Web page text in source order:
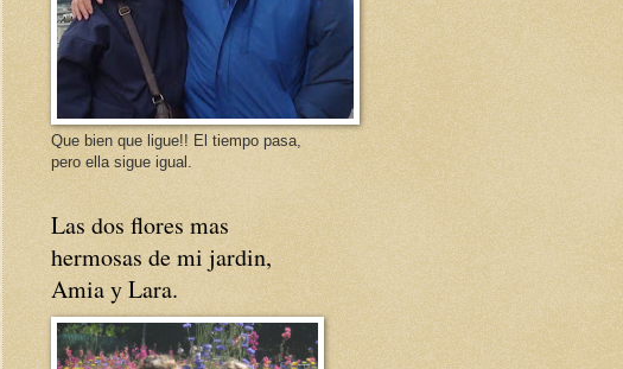
Que bien que ligue!! El tiempo pasa,
pero ella sigue igual.
Las dos flores mas
hermosas de mi jardin,
Amia y Lara.